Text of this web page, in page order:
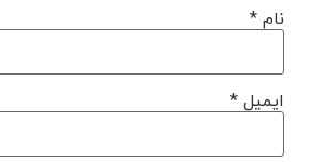
نام*
ایمیل*